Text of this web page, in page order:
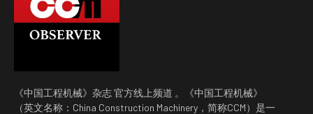
《中国工程机械》杂志 官方线上频道 。《中国工程机械》
（英文名称：China Construction Machinery，简称CCM）是一